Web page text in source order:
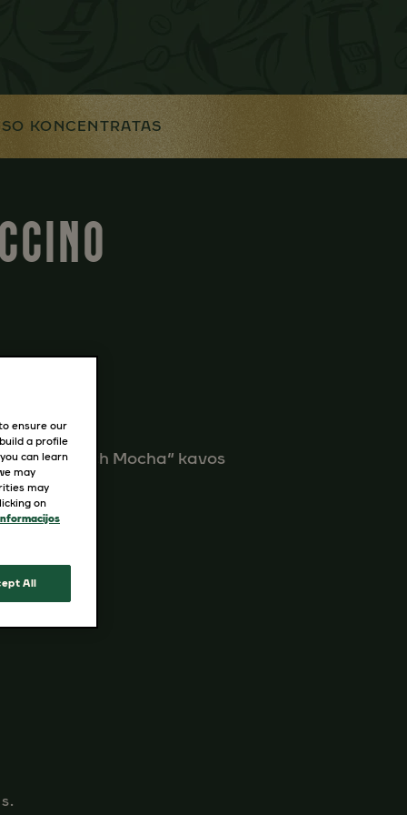
KONCENTRATAS
& Rich Mocha“ kavos
ensure our
a profile
can learn
may
may
on
All